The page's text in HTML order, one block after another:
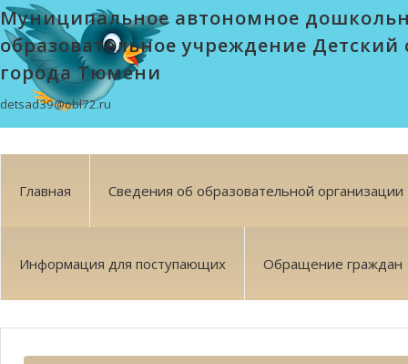
Муниципальное автономное
образовательное учреждение Детский
города Тюмени
detsad39@obl72.ru
Главная Сведения об образовательной организации
Информация для поступающих Обращение граждан